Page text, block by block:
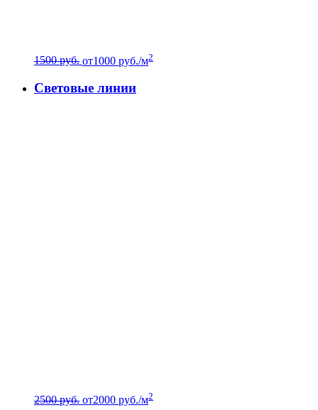
1500 руб. от1000 руб./м2
Световые линии
2500 руб. от2000 руб./м2